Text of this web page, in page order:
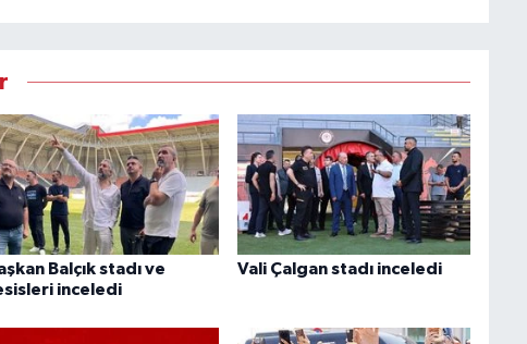
Balçık stadı ve
inceledi
Vali Çalgan stadı inceledi